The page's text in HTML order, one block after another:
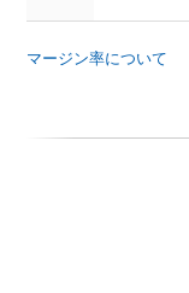
マージン率について